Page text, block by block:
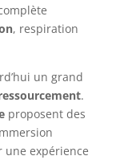
, respiration
un grand
.
proposent des
expérience